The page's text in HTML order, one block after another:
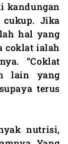
kandungan
cukup. Jika
hal yang
coklat ialah
“Coklat
lain yang
terus
nutrisi,